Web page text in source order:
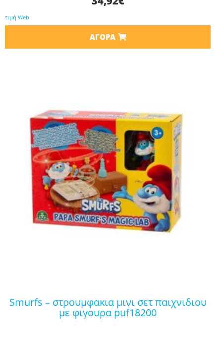
τιμή Web
ΑΓΟΡΆ
smurfs – στρουμφακια μινι σετ παιχνιδιου
με φιγουρα puf18200